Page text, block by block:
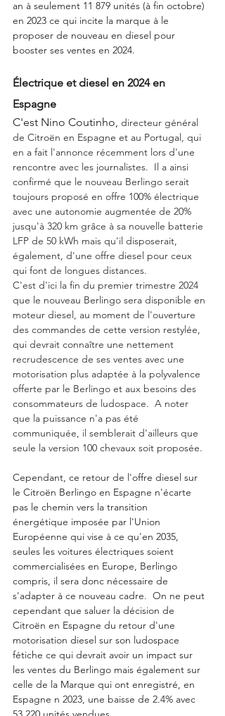
an à seulement 11 879 unités (à fin octobre)
en 2023 ce qui incite la marque à le
proposer de nouveau en diesel pour
booster ses ventes en 2024.
Électrique et diesel en 2024 en
Espagne
C'est Nino Coutinho, directeur général
de Citroën en Espagne et au Portugal, qui
en a fait l'annonce récemment lors d'une
rencontre avec les journalistes.  Il a ainsi
confirmé que le nouveau Berlingo serait
toujours proposé en offre 100% électrique
avec une autonomie augmentée de 20%
jusqu'à 320 km grâce à sa nouvelle batterie
LFP de 50 kWh mais qu'il disposerait,
également, d'une offre diesel pour ceux
qui font de longues distances.
C'est d'ici la fin du premier trimestre 2024
que le nouveau Berlingo sera disponible en
moteur diesel, au moment de l'ouverture
des commandes de cette version restylée,
qui devrait connaître une nettement
recrudescence de ses ventes avec une
motorisation plus adaptée à la polyvalence
offerte par le Berlingo et aux besoins des
consommateurs de ludospace.  A noter
que la puissance n'a pas été
communiquée, il semblerait d'ailleurs que
seule la version 100 chevaux soit proposée.
Cependant, ce retour de l'offre diesel sur
le Citroën Berlingo en Espagne n'écarte
pas le chemin vers la transition
énergétique imposée par l'Union
Européenne qui vise à ce qu'en 2035,
seules les voitures électriques soient
commercialisées en Europe, Berlingo
compris, il sera donc nécessaire de
s'adapter à ce nouveau cadre.  On ne peut
cependant que saluer la décision de
Citroën en Espagne du retour d'une
motorisation diesel sur son ludospace
fétiche ce qui devrait avoir un impact sur
les ventes du Berlingo mais également sur
celle de la Marque qui ont enregistré, en
Espagne n 2023, une baisse de 2.4% avec